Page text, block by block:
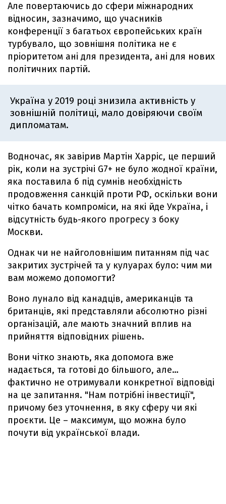
Але повертаючись до сфери міжнародних
відносин, зазначимо, що учасників
конференції з багатьох європейських країн
турбувало, що зовнішня політика не є
пріоритетом ані для президента, ані для нових
політичних партій.
Україна у 2019 році знизила активність у
зовнішній політиці, мало довіряючи своїм
дипломатам.
Водночас, як завірив Мартін Харріс, це перший
рік, коли на зустрічі G7+ не було жодної країни,
яка поставила б під сумнів необхідність
продовження санкцій проти РФ, оскільки вони
чітко бачать компроміси, на які йде Україна, і
відсутність будь-якого прогресу з боку
Москви.
Однак чи не найголовнішим питанням під час
закритих зустрічей та у кулуарах було: чим ми
вам можемо допомогти?
Воно лунало від канадців, американців та
британців, які представляли абсолютно різні
організацій, але мають значний вплив на
прийняття відповідних рішень.
Вони чітко знають, яка допомога вже
надається, та готові до більшого, але…
фактично не отримували конкретної відповіді
на це запитання. "Нам потрібні інвестиції",
причому без уточнення, в яку сферу чи які
проєкти. Це – максимум, що можна було
почути від української влади.